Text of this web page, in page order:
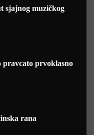
sjajnog muzičkog
pravcato prvoklasno
rana